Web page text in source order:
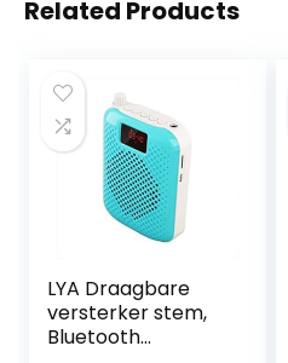
Related Products
LYA Draagbare
versterker stem,
Bluetooth